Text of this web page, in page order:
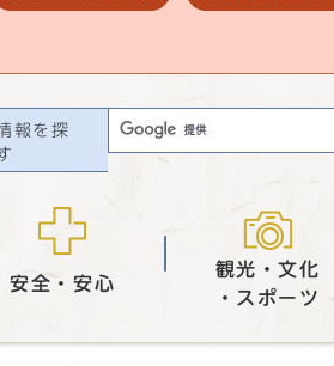
報を探
安全・安心
観光・文化
・スポーツ